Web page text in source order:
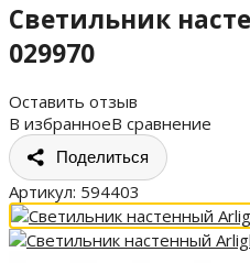
Светильник
029970
Оставить отзыв
В избранноеВ сравнение
Поделиться
Артикул: 594403